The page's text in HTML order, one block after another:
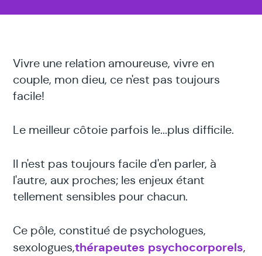
Vivre une relation amoureuse, vivre en
couple, mon dieu, ce n'est pas toujours
facile!
Le meilleur côtoie parfois le...plus difficile.
Il n'est pas toujours facile d'en parler, à
l'autre, aux proches; les enjeux étant
tellement sensibles pour chacun.
Ce pôle, constitué de psychologues,
sexologues,thérapeutes psychocorporels,